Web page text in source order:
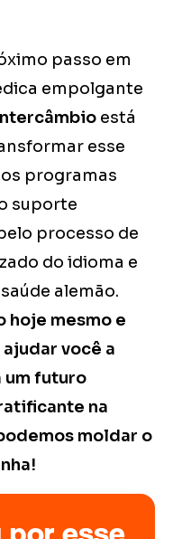
passo em
empolgante
está
esse
programas
suporte
processo de
do idioma e
alemão.
hoje mesmo e
você a
um futuro
na
moldar o